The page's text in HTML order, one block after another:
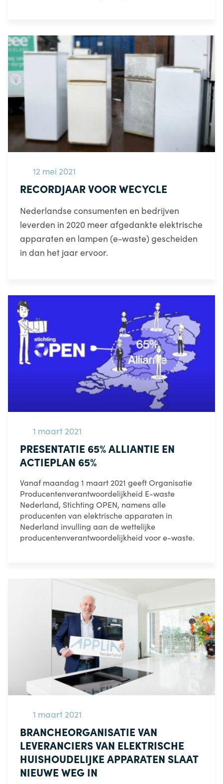
12 mei 2021
RECORDJAAR VOOR WECYCLE
Nederlandse consumenten en bedrijven
leverden in 2020 meer afgedankte elektrische
apparaten en lampen (e-waste) gescheiden
in dan het jaar ervoor.
1 maart 2021
PRESENTATIE 65% ALLIANTIE EN
ACTIEPLAN 65%
Vanaf maandag 1 maart 2021 geeft Organisatie
Producentenverantwoordelijkheid E-waste
Nederland, Stichting OPEN, namens alle
producenten van elektrische apparaten in
Nederland invulling aan de wettelijke
producentenverantwoordelijkheid voor e-waste.
1 maart 2021
BRANCHEORGANISATIE VAN
LEVERANCIERS VAN ELEKTRISCHE
HUISHOUDELIJKE APPARATEN SLAAT
NIEUWE WEG IN